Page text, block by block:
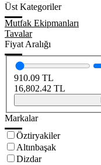
Üst Kategoriler
Mutfak Ekipmanları
Tavalar
Fiyat Aralığı
910.09 TL
16,802.42 TL
Markalar
Öztiryakiler
Altınbaşak
Dizdar